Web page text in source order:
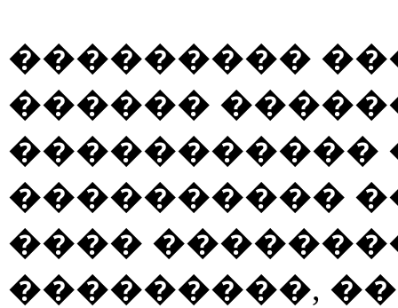
���������
������
�����������
����������
����
���������,